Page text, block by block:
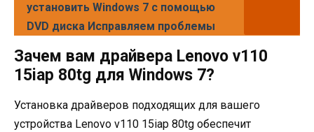
установить Windows 7 с помощью
DVD диска Исправляем проблемы
Зачем вам драйвера Lenovo v110
15iap 80tg для Windows 7?
Установка драйверов подходящих для вашего
устройства Lenovo v110 15iap 80tg обеспечит